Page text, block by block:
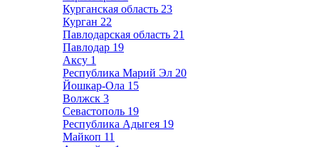
Курганская область 23
Курган 22
Павлодарская область 21
Павлодар 19
Аксу 1
Республика Марий Эл 20
Йошкар-Ола 15
Волжск 3
Севастополь 19
Республика Адыгея 19
Майкоп 11